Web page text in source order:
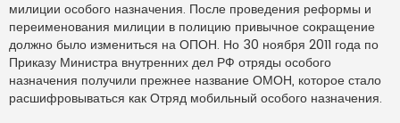
милиции особого назначения. После проведения реформы и
переименования милиции в полицию привычное сокращение
должно было измениться на ОПОН. Но 30 ноября 2011 года по
Приказу Министра внутренних дел РФ отряды особого
назначения получили прежнее название ОМОН, которое стало
расшифровываться как Отряд мобильный особого назначения.